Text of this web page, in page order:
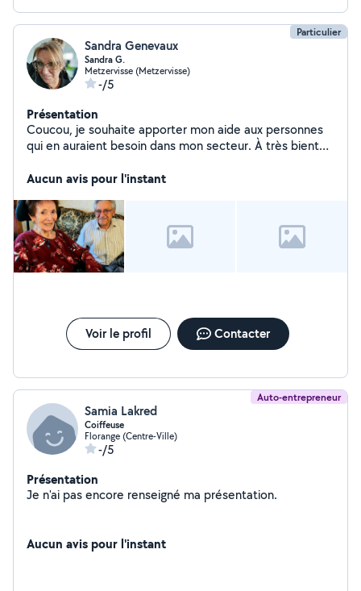
Particulier
Sandra Genevaux
Sandra G.
Metzervisse (Metzervisse)
-/5
Présentation
Coucou, je souhaite apporter mon aide aux personnes
qui en auraient besoin dans mon secteur. À très bientôt
Aucun avis pour l'instant
Voir le profil Contacter
Auto-entrepreneur
Samia Lakred
Coiffeuse
Florange (Centre-Ville)
-/5
Présentation
Je n'ai pas encore renseigné ma présentation.
Aucun avis pour l'instant